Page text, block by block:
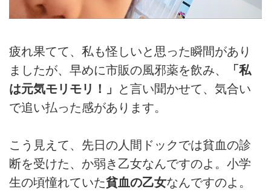
疲れ果てて、私も怪しいと思った瞬間があり
ましたが、早めに市販の風邪薬を飲み、
「私
は元気モリモリ！」
と言い聞かせて、気合い
で追い払った感があります。
こう見えて、先日の人間ドックでは貧血の診
断を受けた、か弱き乙女なんですのよ。小学
生の頃憧れていた貧血の乙女なんですのよ。